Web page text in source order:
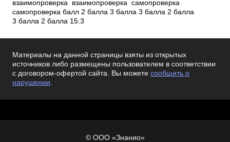
взаимопроверка взаимопроверка самопроверка
самопроверка балл 2 балла 3 балла 3 балла 2 балла
3 балла 2 балла 15:3
Материалы на данной страницы взяты из открытых
источников либо размещены пользователем в соответствии
с договором-офертой сайта. Вы можете сообщить о
нарушении.
© ООО «Знанио»